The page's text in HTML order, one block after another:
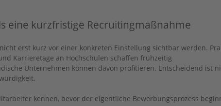
eine kurzfristige Recruitingmaßnahme
erst kurz vor einer konkreten Einstellung sichtbar werden.
Karrieretage an Hochschulen schaffen frühzeitig
Unternehmen können davon profitieren. Entscheidend ist
kennen, bevor der eigentliche Bewerbungsprozess